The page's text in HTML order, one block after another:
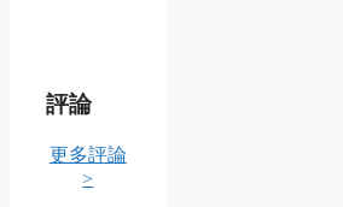
評論
更多評論
>